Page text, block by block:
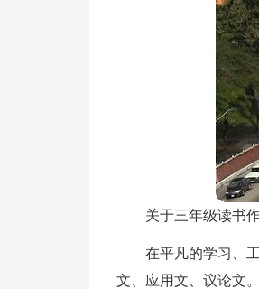
关于三年级读书
在平凡的学习、
文、应用文、议论文